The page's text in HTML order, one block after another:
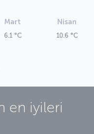
Mart
6.1 °C
Nisan
10.6 °C
en iyileri